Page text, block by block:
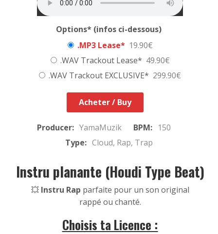
Options* (infos ci-dessous)
.MP3 Lease* 19.90€
.WAV Trackout Lease* 49.90€
.WAV Trackout EXCLUSIVE* 299.90€
Acheter / Buy
Producer: YamaMuzik BPM: 150
Type: Cloud, Rap, Trap
Instru planante (Houdi Type Beat)
💥 Instru Rap parfaite pour un son original
rappé ou chanté.
Choisis ta Licence :